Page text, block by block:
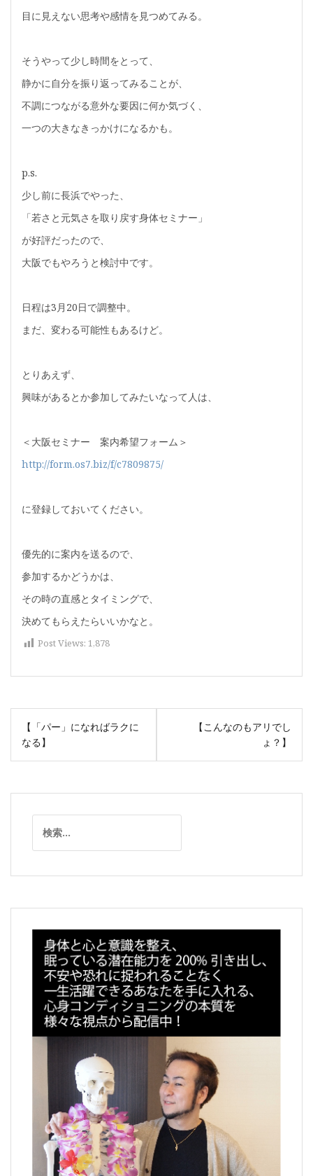
目に見えない思考や感情を見つめてみる。
そうやって少し時間をとって、
静かに自分を振り返ってみることが、
不調につながる意外な要因に何か気づく、
一つの大きなきっかけになるかも。
p.s.
少し前に長浜でやった、
「若さと元気さを取り戻す身体セミナー」
が好評だったので、
大阪でもやろうと検討中です。
日程は3月20日で調整中。
まだ、変わる可能性もあるけど。
とりあえず、
興味があるとか参加してみたいなって人は、
＜大阪セミナー 案内希望フォーム＞
http://form.os7.biz/f/c7809875/
に登録しておいてください。
優先的に案内を送るので、
参加するかどうかは、
その時の直感とタイミングで、
決めてもらえたらいいかなと。
Post Views: 1,878
投
稿
ナ
ゲ
ン
【「パー」になればラクに
なる】
【こんなのもアリでし
ょ？】
索: